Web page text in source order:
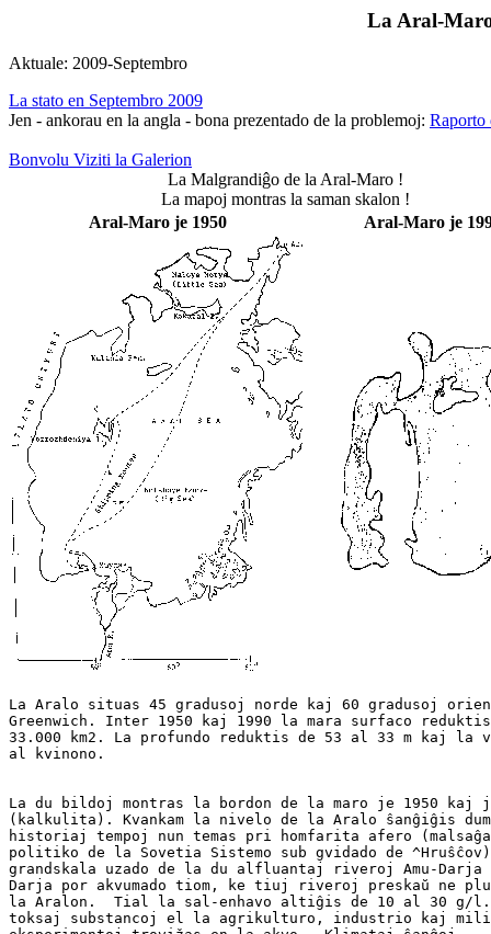
La Aral-
Aktuale: 2009-Septembro
La stato en Septembro 2009
Jen - ankorau en la angla - bona prezentado de la problemoj: Raporto
Bonvolu Viziti la Galerion
La Malgrandiĝo de la Aral-Maro !
La mapoj montras la saman skalon !
Aral-Maro je 1950
Aral-Maro je
La Aralo situas 45 gradusoj norde kaj 60 gradusoj
Greenwich. Inter 1950 kaj 1990 la mara surfaco
33.000 km2. La profundo reduktis de 53 al 33 m kaj la
La du bildoj montras la bordon de la maro je 1950 kaj
(kalkulita). Kvankam la nivelo de la Aralo ŝanĝiĝis dum
historiaj tempoj nun temas pri homfarita afero (malsaĝa
politiko de la Sovetia Sistemo sub gvidado de
grandskala uzado de la du alfluantaj riveroj Amu-
Darja por akvumado tiom, ke tiuj riveroj preskaŭ ne
la Aralon.  Tial la sal-enhavo altiĝis de 10 al 30 g/l.
toksaj substancoj el la agrikulturo, industrio kaj